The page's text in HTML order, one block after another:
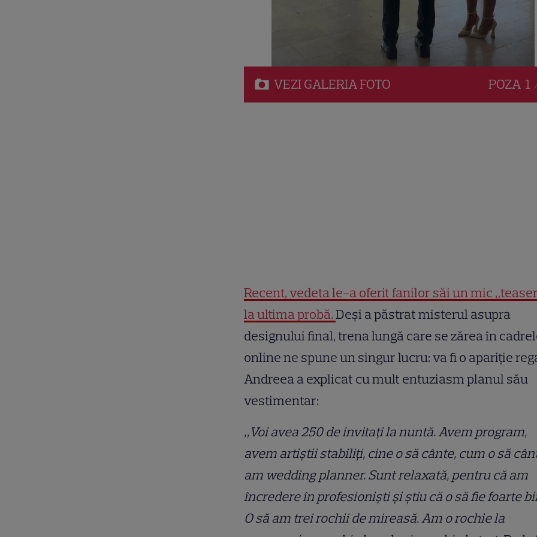
VEZI GALERIAFOTO POZA 1
Recent, vedeta le-a oferit fanilor săi un mic
la ultima probă.Deși a păstrat misterul asupra
designului final, trena lungă care se zărea în
online ne spune un singur lucru: va fi o apariție
Andreea a explicat cu mult entuziasm planul său
vestimentar:
„Voi avea 250 de invitați la nuntă. Avem program,
avem artiștii stabiliți, cine o să cânte, cum o să
am wedding planner. Sunt relaxată, pentru că am
încredere în profesioniști și știu că o să fie foarte
O să am trei rochii de mireasă. Am o rochie la